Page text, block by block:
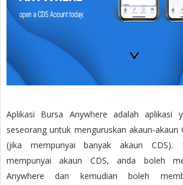
Aplikasi Bursa Anywhere adalah aplikasi
seseorang untuk menguruskan akaun-
(jika mempunyai banyak akaun CDS).
mempunyai akaun CDS, anda boleh
Anywhere dan kemudian boleh